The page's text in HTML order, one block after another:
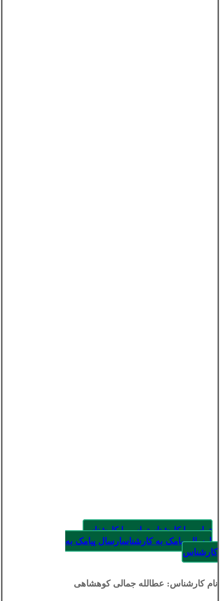
تماس با کارشناستماس با کارشناس
ارسال پیامک به کارشناسارسال پیامک به
کارشناس
نام کارشناس: عطالله جمالی کوهشاهی